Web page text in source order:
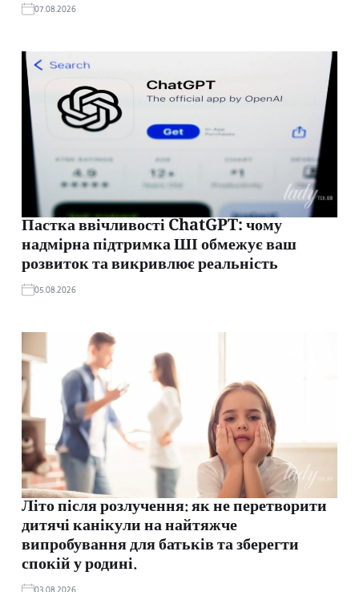
07.08.2026
Пастка ввічливості ChatGPT: чому
надмірна підтримка ШІ обмежує ваш
розвиток та викривлює реальність
05.08.2026
Літо після розлучення: як не перетворити
дитячі канікули на найтяжче
випробування для батьків та зберегти
спокій у родині.
03.08.2026